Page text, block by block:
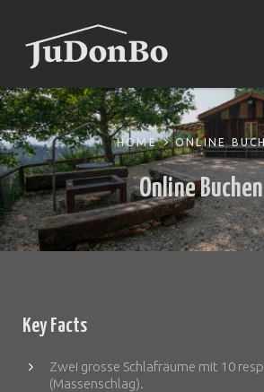
HOME ONLINE
Online Buchen
Key Facts
Zwei grosse Schlafräume mit 10
(Massenschlag).